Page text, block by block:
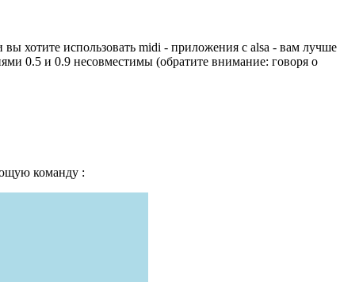
вы хотите использовать midi - приложения с alsa - вам лучше
0.5 и 0.9 несовместимы (обратите внимание: говоря о
команду :